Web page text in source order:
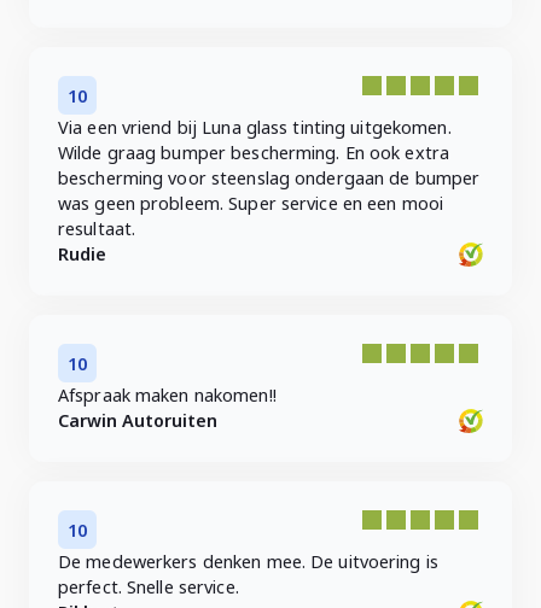
10
Via een vriend bij Luna glass tinting uitgekomen.
Wilde graag bumper bescherming. En ook extra
bescherming voor steenslag ondergaan de bumper
was geen probleem. Super service en een mooi
resultaat.
Rudie
10
Afspraak maken nakomen!!
Carwin Autoruiten
10
De medewerkers denken mee. De uitvoering is
perfect. Snelle service.